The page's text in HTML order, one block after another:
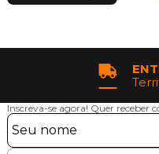
Inscreva-se agora! Quer receber